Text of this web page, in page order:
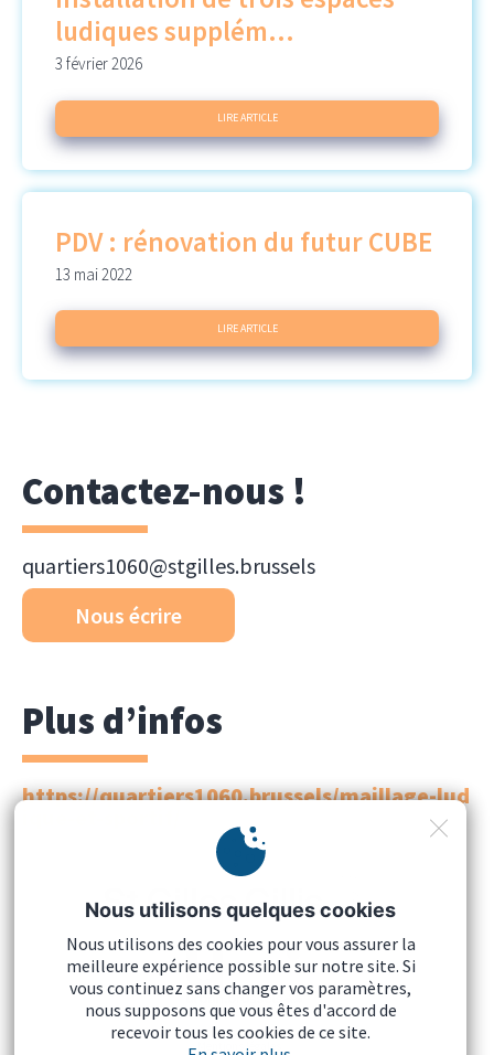
ludiques supplém...
3 février 2026
LIRE ARTICLE
PDV : rénovation du futur CUBE
13 mai 2022
LIRE ARTICLE
Contactez-nous !
quartiers1060@stgilles.brussels
Nous écrire
Plus d’infos
https://quartiers1060.brussels/maillage-lud
Mentions légales
Nous utilisons quelques cookies
Nous utilisons des cookies pour vous assurer la
meilleure expérience possible sur notre site. Si
vous continuez sans changer vos paramètres,
nous supposons que vous êtes d'accord de
recevoir tous les cookies de ce site.